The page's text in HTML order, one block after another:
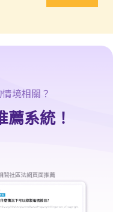
人身傷亡訴訟？在控告犯
境相關？
系統！